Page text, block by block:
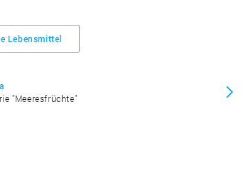
Lebensmittel
"Meeresfrüchte"